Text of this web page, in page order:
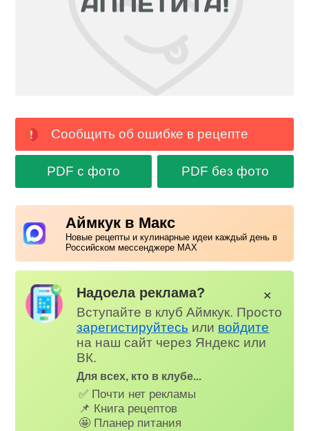
Сообщить об ошибке в рецепте
PDF с фото PDF без фото
Аймкук в Макс
Новые рецепты и кулинарные идеи каждый день в
Российском мессенджере MAX
Надоела реклама?
Вступайте в клуб Аймкук. Просто
зарегистируйтесь или войдите
на наш сайт через Яндекс или
ВК.
Для всех, кто в клубе...
✅ Почти нет рекламы
📌 Книга рецептов
🤩 Планер питания
✕